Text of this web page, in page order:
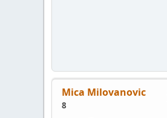
Mica Milovanovic
8